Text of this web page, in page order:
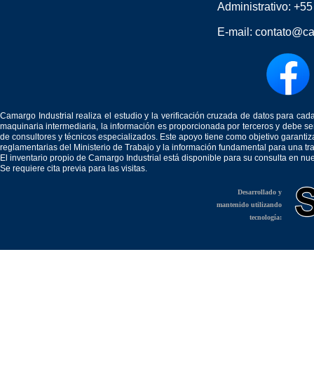
Administrativo:
E-mail:
Camargo Industrial realiza el estudio y la verificación cruzada de datos para
maquinaria intermediaria, la información es proporcionada por terceros y debe
de consultores y técnicos especializados. Este apoyo tiene como objetivo
reglamentarias del Ministerio de Trabajo y la información fundamental para una
El inventario propio de Camargo Industrial está disponible para su consulta en
Se requiere cita previa para las visitas.
Desarrollado y
mantenido utilizando
tecnología: